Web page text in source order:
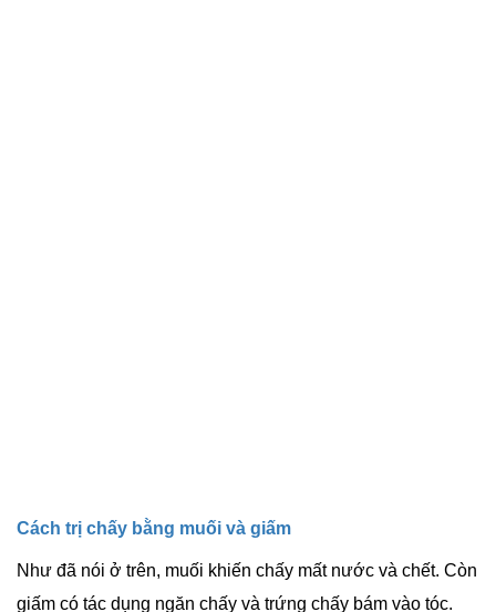
Cách trị chấy bằng muối và giấm
Như đã nói ở trên, muối khiến chấy mất nước và chết. Còn
giấm có tác dụng ngăn chấy và trứng chấy bám vào tóc.